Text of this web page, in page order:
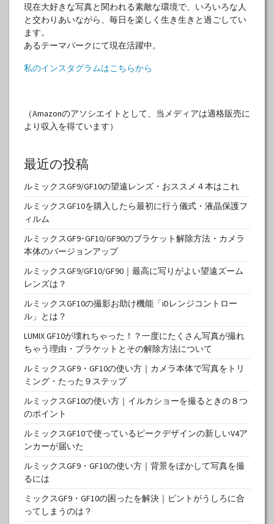
現在大好きな写真と関われる素敵な環境で、いろいろな人
と交わりあいながら、毎日を楽しく生き生きと過ごしてい
ます。
あるテーマパークにて現在活躍中。
私のインスタグラムはこちらから
（Amazonのアソシエイトとして、当メディアは適格販売に
より収入を得ています）
最近の投稿
ルミックスGF9/GF10の望遠レンズ・おススメ４本はこれ
ルミックスGF10を購入したら最初に行う儀式・液晶保護フ
ィルム
ルミックスGF9･GF10/GF90のブラケット解除方法・カメラ
本体のバージョンアップ
ルミックスGF9/GF10/GF90｜最高に写りがよい望遠ズーム
レンズは？
ルミックスGF10の撮影お助け機能「iDレンジコントロー
ル」とは？
LUMIX GF10が壊れちゃった！？一度にたくさん写真が撮れ
ちゃう理由・ブラケットとその解除方法について
ルミックスGF9・GF10の使い方｜カメラ本体で写真をトリ
ミング・たった９ステップ
ルミックスGF10の使い方｜イルカショーを撮るときの８つ
のポイント
ルミックスGF10で使っているピークデザインの新しいV4ア
ンカーが届いた
ルミックスGF9・GF10の使い方｜背景をぼかして写真を撮
るには
ミックスGF9・GF10の困ったを解決｜ピントがうしろに合
ってしまうのは？